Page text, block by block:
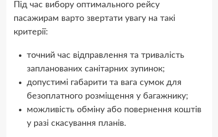
Під час вибору оптимального рейсу
пасажирам варто звертати увагу на такі
критерії:
точний час відправлення та тривалість
запланованих санітарних зупинок;
допустимі габарити та вага сумок для
безоплатного розміщення у багажнику;
можливість обміну або повернення коштів
у разі скасування планів.